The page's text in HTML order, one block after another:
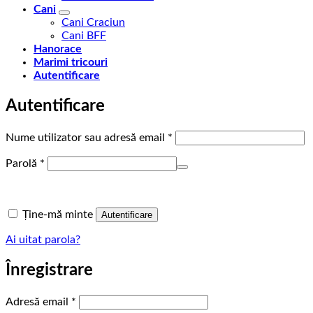
Cani
Cani Craciun
Cani BFF
Hanorace
Marimi tricouri
Autentificare
Autentificare
Nume utilizator sau adresă email *
Parolă *
Ține-mă minte Autentificare
Ai uitat parola?
Înregistrare
Adresă email *